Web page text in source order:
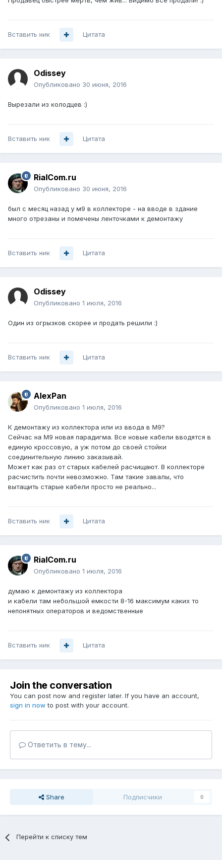
Вставить ник Цитата
Odissey
Опубликовано 30 июня, 2016
Вырезали из колодцев :)
Вставить ник Цитата
RialCom.ru
Опубликовано 30 июня, 2016
был с месяц назад у м9 в коллекторе - на вводе в здание
много отрезаны и помечены ленточками к демонтажу
Вставить ник Цитата
Odissey
Опубликовано 1 июля, 2016
Один из огрызков скорее и продать решили :)
Вставить ник Цитата
AlexPan
Опубликовано 1 июля, 2016
К демонтажу из коллектора или из ввода в М9?
Сейчас на М9 новая парадигма. Все новые кабели вводятся в
единую кроссовую, а уж потом до своей стойки
соединительную линию заказывай.
Может как раз от старых кабелей расчищают. В коллекторе
расчистить почти невозможно. Там такие завалы, что
вытащить старые кабели просто не реально...
Вставить ник Цитата
RialCom.ru
Опубликовано 1 июля, 2016
думаю к демонтажу из коллектора
и кабели там небольшой емкости 8-16 максимум каких то
непонятных операторов и ведомственные
Вставить ник Цитата
Join the conversation
You can post now and register later. If you have an account,
sign in now to post with your account.
Ответить в тему...
Share Подписчики 0
Перейти к списку тем